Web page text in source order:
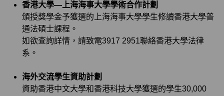
香港大學—上海海事大學學術合作計劃
頒授獎學金予獲選的上海海事大學學生修讀香港大學普
通法碩士課程。
如欲查詢詳情，請致電3917 2951聯絡香港大學法律
系。
海外交流學生資助計劃
資助香港中文大學和香港科技大學獲選的學生30,000